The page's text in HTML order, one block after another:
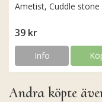
Ametist, Cuddle
39 kr
Info
Andra köpte